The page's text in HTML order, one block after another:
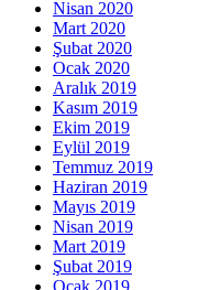
Nisan 2020
Mart 2020
Şubat 2020
Ocak 2020
Aralık 2019
Kasım 2019
Ekim 2019
Eylül 2019
Temmuz 2019
Haziran 2019
Mayıs 2019
Nisan 2019
Mart 2019
Şubat 2019
Ocak 2019